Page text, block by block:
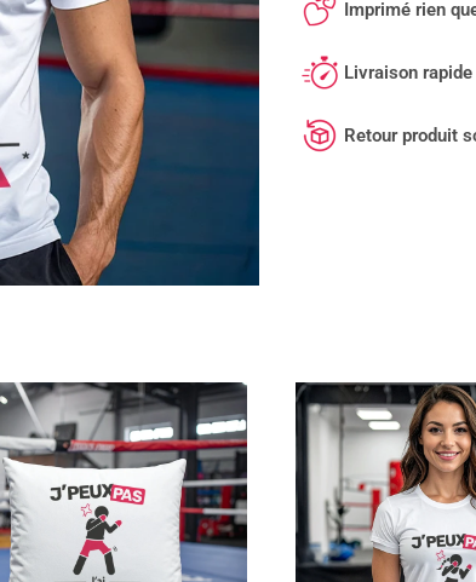
Imprimé rien
Livraison rapide
Retour produit